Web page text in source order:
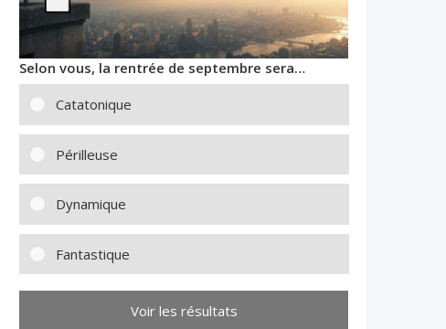
Selon vous, la rentrée de septembre sera…
Catatonique
Périlleuse
Dynamique
Fantastique
Voir les résultats